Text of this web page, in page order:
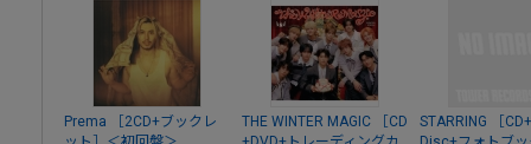
Prema ［2CD+ブックレ
THE WINTER MAGIC ［CD
STARRING ［